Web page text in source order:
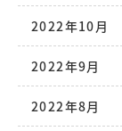
2022年10月
2022年9月
2022年8月